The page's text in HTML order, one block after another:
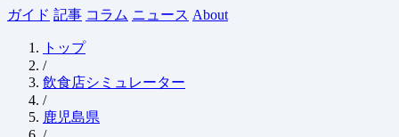
ガイド 記事 コラム ニュース About
トップ
/
飲食店シミュレーター
/
鹿児島県